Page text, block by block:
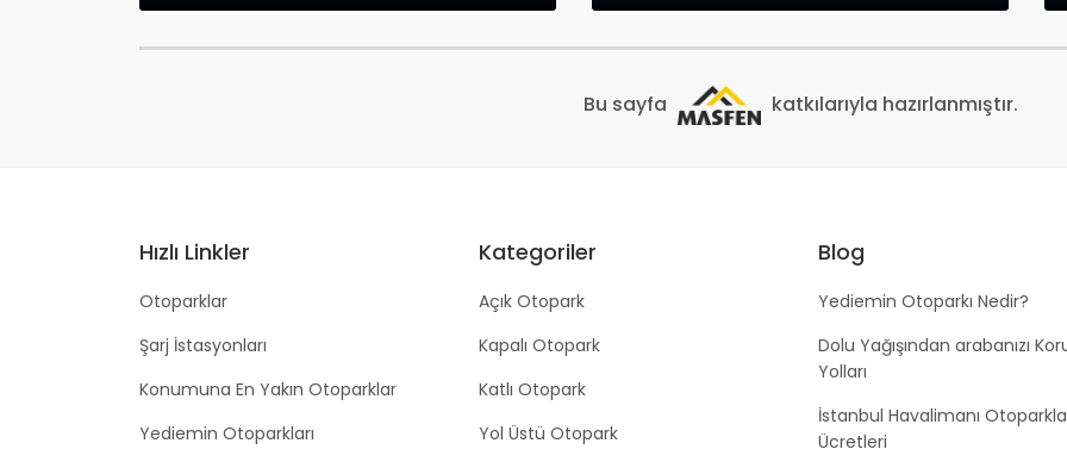
Bu sayfa katkılarıyla hazırlanmıştır.
Hızlı Linkler
Otoparklar
Şarj İstasyonları
Konumuna En Yakın Otoparklar
Yediemin Otoparkları
Kategoriler
Açık Otopark
Kapalı Otopark
Katlı Otopark
Yol Üstü Otopark
Blog
Yediemin Otoparkı Nedir?
Dolu Yağışından arabanızı
Yolları
İstanbul Havalimanı
Ücretleri